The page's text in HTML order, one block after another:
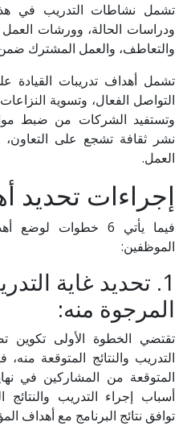
تشمل نشاطات التدريب في هذه
ودراسات الحالة، وورشات
والتعاطف، والعمل المشترك ضمن
تشمل أهداف تدريبات القيادة
التواصل الفعال، وتسوية
وتستفيد الشركات من ضبط
نشر ثقافة تشجع على
العمل.
إجراءات تحديد
فيما يأتي 6 خطوات
الموظفين:
1. تحديد غاية
المرجوة منه:
تقتضي الخطوة الأولى
التدريب والنتائج المتوقعة
المتوقعة من المشاركين في
أسباب إجراء التدريب
توافق نتائج البرنامج مع أهداف